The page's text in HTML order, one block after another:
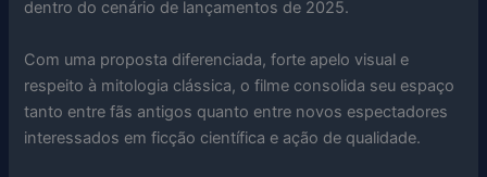
dentro do cenário de lançamentos de 2025.
Com uma proposta diferenciada, forte apelo visual e
respeito à mitologia clássica, o filme consolida seu espaço
tanto entre fãs antigos quanto entre novos espectadores
interessados em ficção científica e ação de qualidade.